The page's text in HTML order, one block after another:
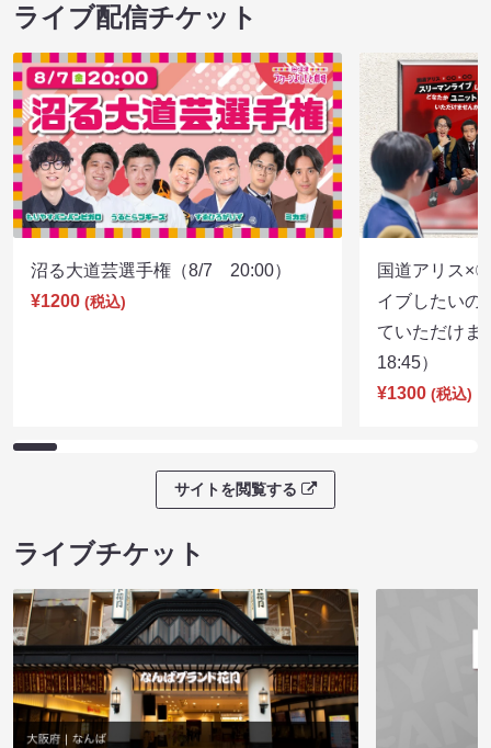
ライブ配信チケット
沼る大道芸選手権（8/7 20:00）
¥1200 (税込)
国道アリス×
イブしたいの
ていただけ
18:45）
¥1300 (税込)
サイトを閲覧する
ライブチケット